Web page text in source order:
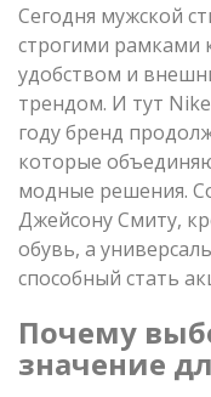
Сегодня мужской
строгими рамками
удобством и
трендом. И тут
году бренд
которые
модные решения.
Джейсону Смиту,
обувь, а
способный стать
Почему
значение